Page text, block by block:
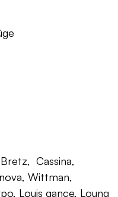
Cassina,
Wittman,
Louis gance, Loung